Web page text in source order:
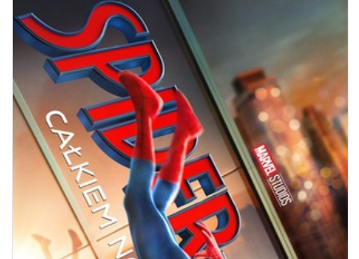
SPIDER-MAN. CAŁKIEM NOWY DZIEŃ NAP
08.08.2026